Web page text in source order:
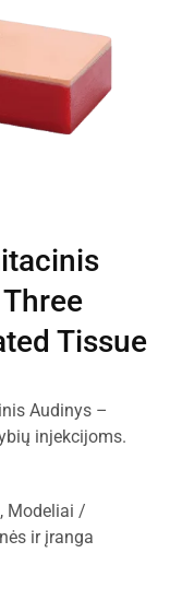
Tissue
Audinys –
injekcijoms.
, Modeliai /
ir įranga